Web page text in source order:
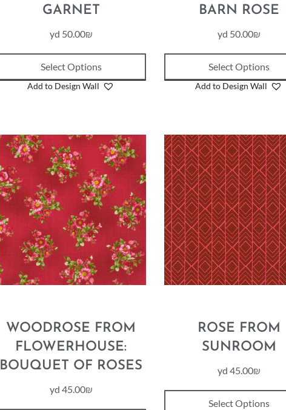
BARN ROSE
50.00₪
Select Options
Add to Design Wall
GARNET
50.00₪
Select Options
Add to Design Wall
ROSE FROM
SUNROOM
45.00₪
Select Options
WOODROSE FROM
FLOWERHOUSE:
BOUQUET OF ROSES
45.00₪